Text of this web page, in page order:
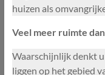
huizen als
Veel meer ruimte
Waarschijnlijk denkt
liggen op het gebied